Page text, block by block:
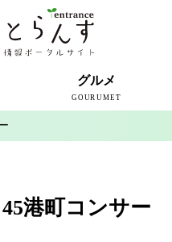
グルメ
GOURUMET
港町コンサー